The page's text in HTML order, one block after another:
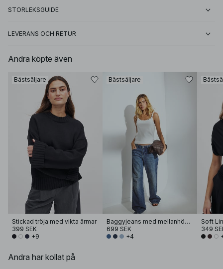
STORLEKSGUIDE
LEVERANS OCH RETUR
Andra köpte även
Bästsäljare
Stickad tröja med vikta ärmar
399 SEK
+9
Bästsäljare
Baggyjeans med mellanhög midja
699 SEK
+4
Soft
349
Andra har kollat på